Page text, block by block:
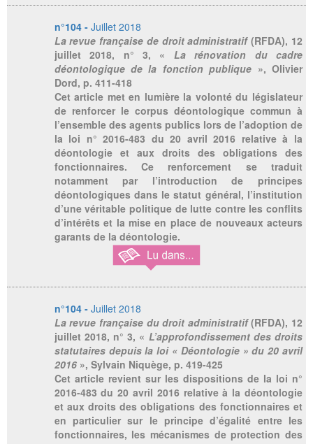
n°104 - Juillet 2018
La revue française de droit administratif(RFDA), 12
juillet 2018, n° 3, « La rénovation du cadre
déontologique de la fonction publique », Olivier
Dord, p. 411-418
Cet article met en lumière la volonté du législateur
de renforcer le corpus déontologique commun à
l’ensemble des agents publics lors de l’adoption de
la loi n° 2016-483 du 20 avril 2016 relative à la
déontologie et aux droits des obligations des
fonctionnaires. Ce renforcement se traduit
notamment par l’introduction de principes
déontologiques dans le statut général, l’institution
d’une véritable politique de lutte contre les conflits
d’intérêts et la mise en place de nouveaux acteurs
garants de la déontologie.
n°104 - Juillet 2018
La revue française du droit administratif(RFDA), 12
juillet 2018, n° 3, « L’approfondissement des droits
statutaires depuis la loi « Déontologie » du 20 avril
2016», Sylvain Niquège, p. 419-425
Cet article revient sur les dispositions de la loi n°
2016-483 du 20 avril 2016 relative à la déontologie
et aux droits des obligations des fonctionnaires et
en particulier sur le principe d’égalité entre les
fonctionnaires, les mécanismes de protection des